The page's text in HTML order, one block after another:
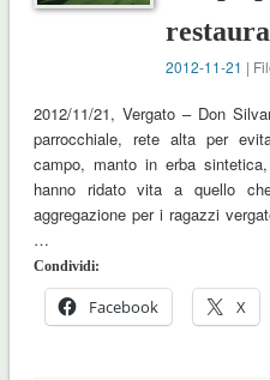
2012-11-21 |
2012/11/21, Vergato – Don
parrocchiale, rete alta per
campo, manto in erba
hanno ridato vita a quello
aggregazione per i ragazzi
…
Condividi:
Facebook X